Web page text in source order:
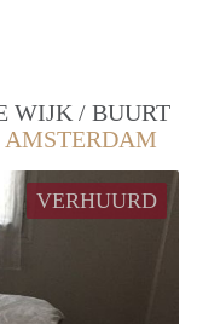
WIJK / BUURT
VERHUURD